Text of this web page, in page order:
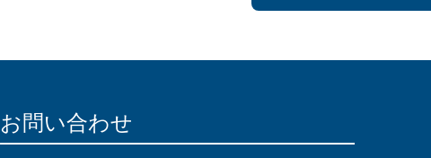
お問い合わせ